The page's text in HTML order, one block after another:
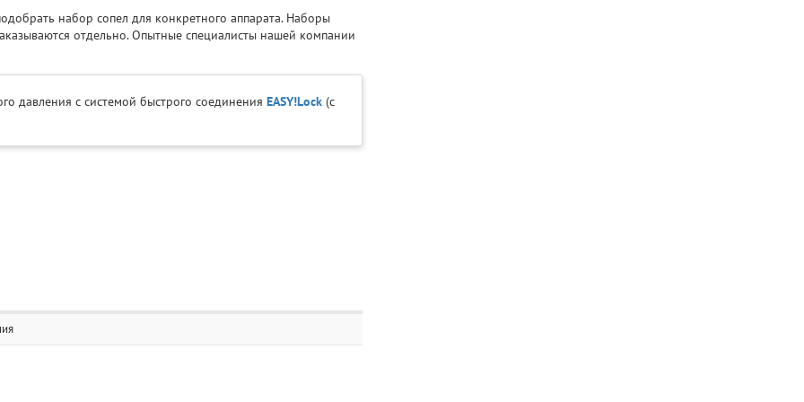
набор сопел для конкретного аппарата. Наборы
отдельно. Опытные специалисты нашей компании
давления с системой быстрого соединения EASY!Lock (с